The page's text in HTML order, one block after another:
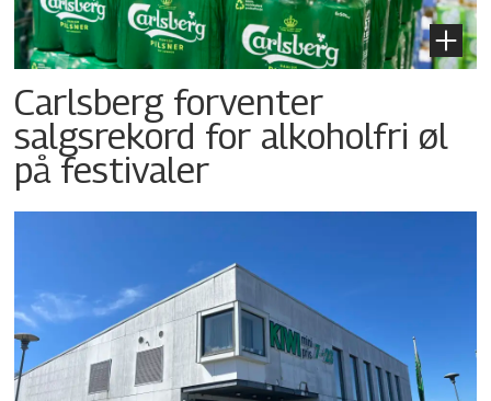
Carlsberg forventer
salgsrekord for alkoholfri øl
på festivaler